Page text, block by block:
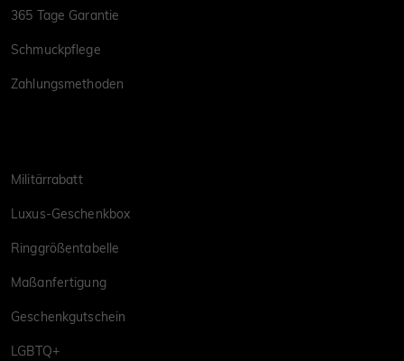
365 Tage Garantie
Schmuckpflege
Zahlungsmethoden
Militärrabatt
Luxus-Geschenkbox
Ringgrößentabelle
Maßanfertigung
Geschenkgutschein
LGBTQ+